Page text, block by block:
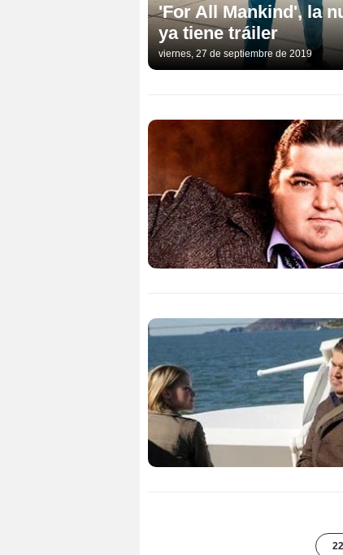
'For All Mankind', la
ya tiene tráiler
viernes, 27 de septiembre de 2019